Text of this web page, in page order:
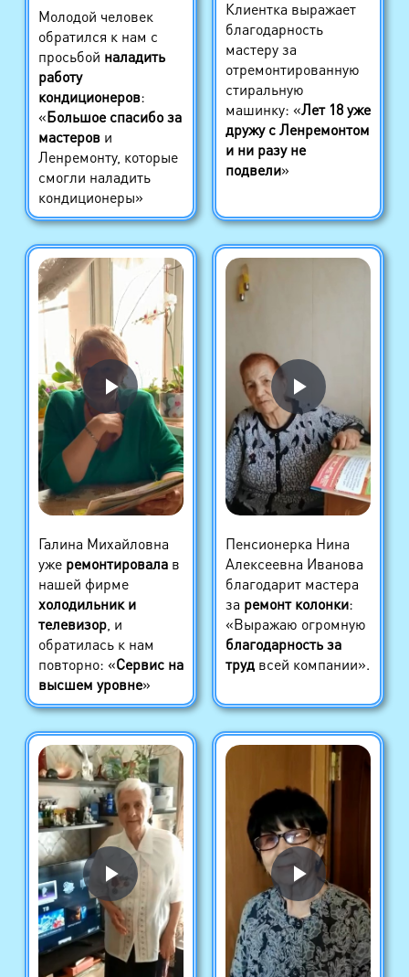
Молодой человек
обратился к нам с
просьбой наладить
работу
кондиционеров:
«Большое спасибо за
мастерови
Ленремонту, которые
смогли наладить
кондиционеры»
Клиентка выражает
благодарность
мастеру за
отремонтированную
стиральную
машинку: «Лет 18 уже
дружу с Ленремонтом
и ни разу не
подвели»
Галина Михайловна
уже ремонтировалав
нашей фирме
холодильник и
телевизор, и
обратилась к нам
повторно: «Сервис на
высшем уровне»
Пенсионерка Нина
Алексеевна Иванова
благодарит мастера
за ремонт колонки:
«Выражаю огромную
благодарность за
трудвсей компании».